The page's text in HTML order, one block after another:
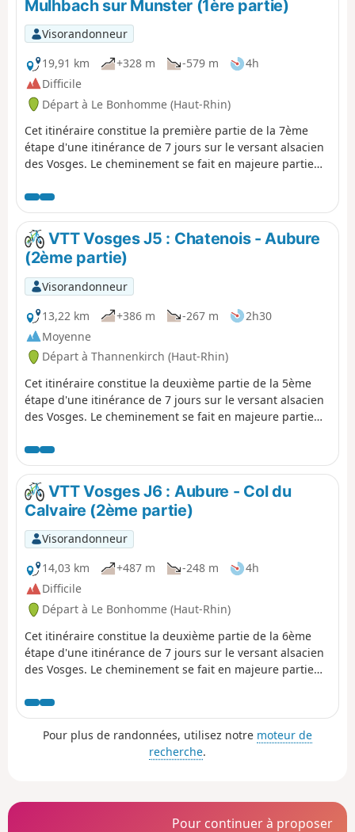
Mulhbach sur Munster (1ère partie)
Visorandonneur
19,91 km
+328 m -579 m
4h
Difficile
Départ à Le Bonhomme (Haut-Rhin)
Cet itinéraire constitue la première partie de la 7ème
étape d'une itinérance de 7 jours sur le versant alsacien
des Vosges. Le cheminement se fait en majeure partie
excellent, est constitué de plaquettes sur lesquelles
figurent un logo VTT Orange ou Rouge accompagné de
la mention TMV (Traversée du Massif Vosgien).
VTT Vosges J5 : Chatenois - Aubure
(2ème partie)
Visorandonneur
13,22 km
+386 m -267 m
2h30
Moyenne
Départ à Thannenkirch (Haut-Rhin)
Cet itinéraire constitue la deuxième partie de la 5ème
étape d'une itinérance de 7 jours sur le versant alsacien
des Vosges. Le cheminement se fait en majeure partie
excellent, est constitué de plaquettes sur lesquelles
figurent un logo VTT Orange ou Rouge accompagné de
la mention TMV (Traversée du Massif Vosgien).
VTT Vosges J6 : Aubure - Col du
Calvaire (2ème partie)
Visorandonneur
14,03 km
+487 m -248 m
4h
Difficile
Départ à Le Bonhomme (Haut-Rhin)
Cet itinéraire constitue la deuxième partie de la 6ème
étape d'une itinérance de 7 jours sur le versant alsacien
des Vosges. Le cheminement se fait en majeure partie
excellent, est constitué de plaquettes sur lesquelles
figurent un logo VTT Orange ou Rouge accompagné de
la mention TMV (Traversée du Massif Vosgien).
Pour plus de randonnées, utilisez notre moteur de
recherche.
Pour continuer à proposer